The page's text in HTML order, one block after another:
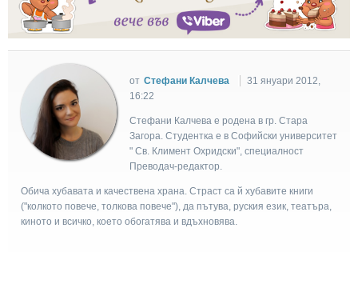
от Стефани Калчева
31 януари 2012,
16:22
Стефани Калчева е родена в гр. Стара
Загора. Студентка е в Софийски университет
" Св. Климент Охридски", специалност
Преводач-редактор.
Обича хубавата и качествена храна. Страст са й хубавите книги
("колкото повече, толкова повече"), да пътува, руския език, театъра,
киното и всичко, което обогатява и вдъхновява.